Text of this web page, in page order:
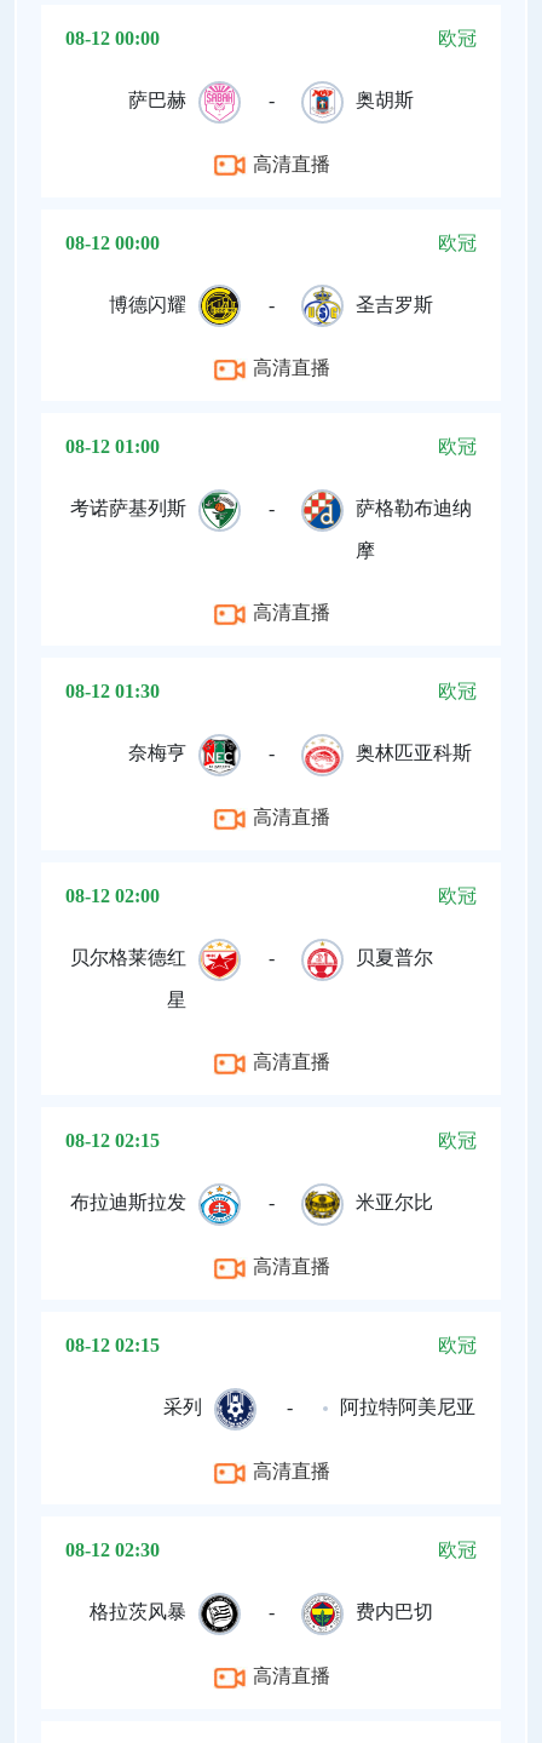
08-12 00:00 欧冠
萨巴赫 - 奥胡斯
高清直播
08-12 00:00 欧冠
博德闪耀 - 圣吉罗斯
高清直播
08-12 01:00 欧冠
考诺萨基列斯 - 萨格勒布迪纳
摩
高清直播
08-12 01:30 欧冠
奈梅亨 - 奥林匹亚科斯
高清直播
08-12 02:00 欧冠
贝尔格莱德红
星
- 贝夏普尔
高清直播
08-12 02:15 欧冠
布拉迪斯拉发 - 米亚尔比
高清直播
08-12 02:15 欧冠
采列 - 阿拉特阿美尼亚
高清直播
08-12 02:30 欧冠
格拉茨风暴 - 费内巴切
高清直播